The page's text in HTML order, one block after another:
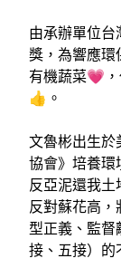
由承辦單位
獎，為響應環
有機蔬菜💗
👍。
文魯彬出生於
協會》培養環
反亞泥還我
反對蘇花高
型正義、監
接、五接）的